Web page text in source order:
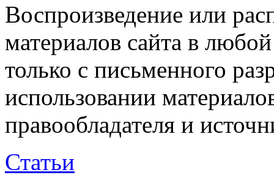
Воспроизведение или
материалов сайта в
только с письменного
использовании
правообладателя и
Статьи